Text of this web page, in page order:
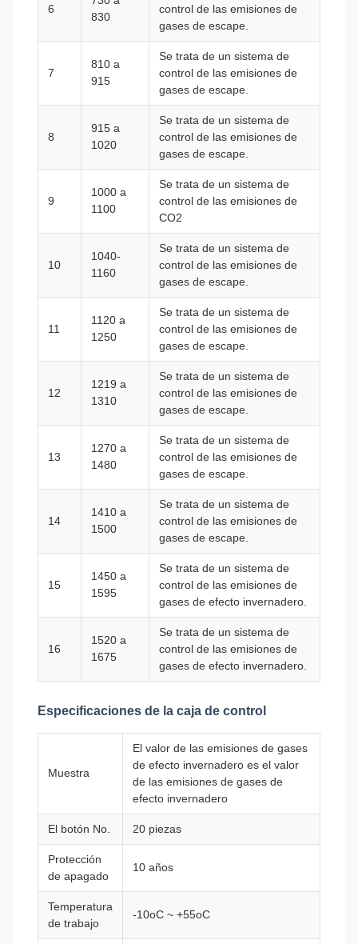
6
830
control de las emisiones de
gases de escape.
7
810 a
915
Se trata de un sistema de
control de las emisiones de
gases de escape.
8
915 a
1020
Se trata de un sistema de
control de las emisiones de
gases de escape.
9
1000 a
1100
Se trata de un sistema de
control de las emisiones de
CO2
10
1040-
1160
Se trata de un sistema de
control de las emisiones de
gases de escape.
11
1120 a
1250
Se trata de un sistema de
control de las emisiones de
gases de escape.
12
1219 a
1310
Se trata de un sistema de
control de las emisiones de
gases de escape.
13
1270 a
1480
Se trata de un sistema de
control de las emisiones de
gases de escape.
14
1410 a
1500
Se trata de un sistema de
control de las emisiones de
gases de escape.
15
1450 a
1595
Se trata de un sistema de
control de las emisiones de
gases de efecto invernadero.
16
1520 a
1675
Se trata de un sistema de
control de las emisiones de
gases de efecto invernadero.
Especificaciones de la caja de control
Muestra
El valor de las emisiones de gases
de efecto invernadero es el valor
de las emisiones de gases de
efecto invernadero
El botón No. 20 piezas
Protección
de apagado
10 años
Temperatura
de trabajo
-10oC ~ +55oC